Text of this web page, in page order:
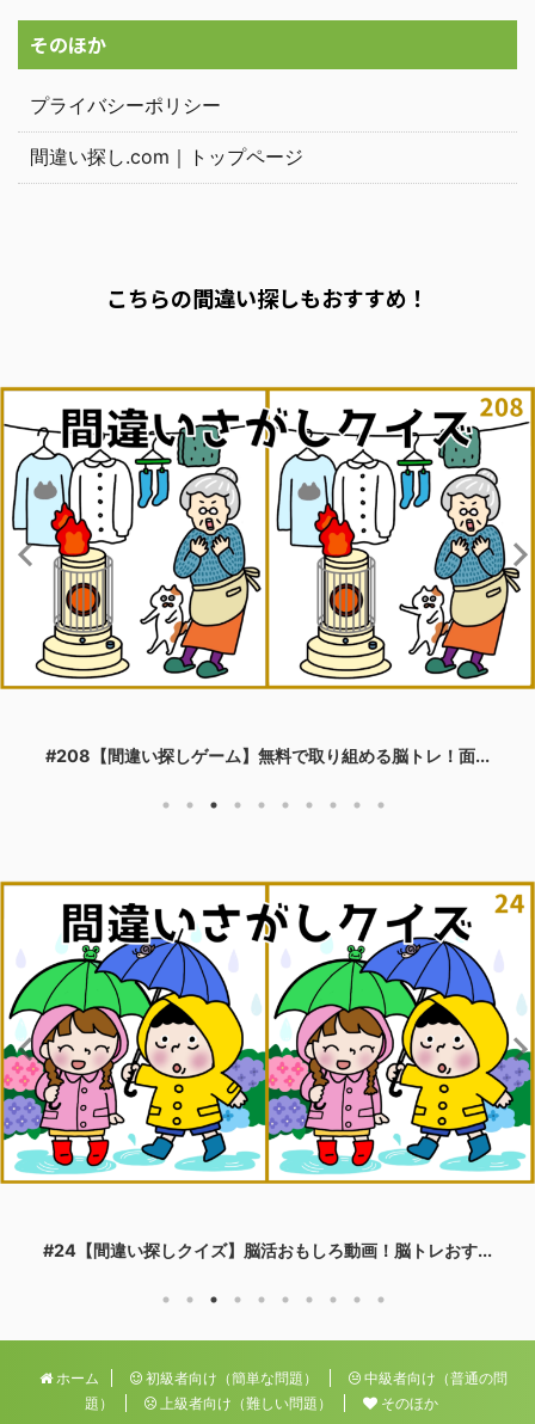
そのほか
プライバシーポリシー
間違い探し.com｜トップページ
こちらの間違い探しもおすすめ！
#208【間違い探しゲーム】無料で取り組める脳トレ！面...
#24【間違い探しクイズ】脳活おもしろ動画！脳トレおす...
ホーム 初級者向け（簡単な問題）
中級者向け（普通の問
題）
上級者向け（難しい問題） そのほか